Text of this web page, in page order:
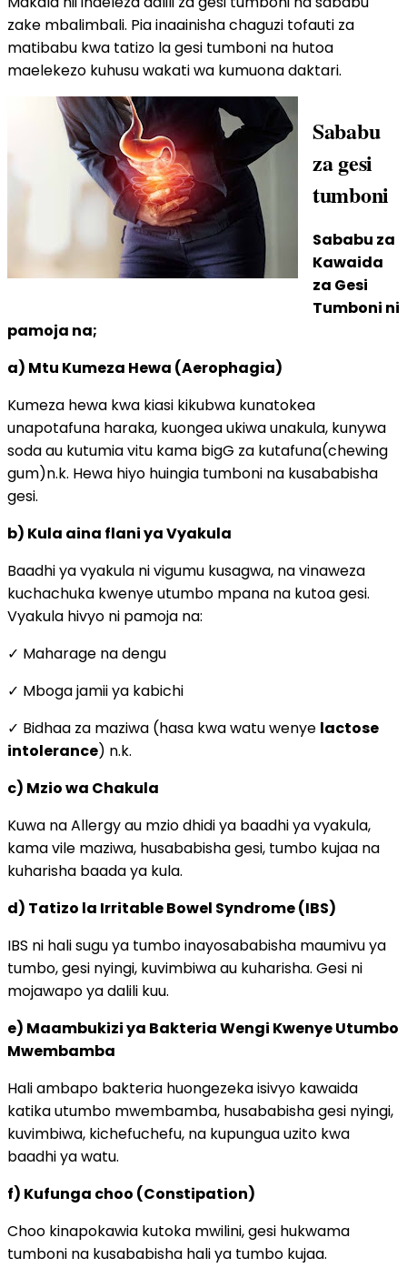
zake mbalimbali. Pia inaainisha chaguzi tofauti za
matibabu kwa tatizo la gesi tumboni na hutoa
maelekezo kuhusu wakati wa kumuona daktari.
Sababu
za gesi
tumboni
Sababu za
Kawaida
za Gesi
Tumboni ni
pamoja na;
a) Mtu Kumeza Hewa (Aerophagia)
Kumeza hewa kwa kiasi kikubwa kunatokea
unapotafuna haraka, kuongea ukiwa unakula, kunywa
soda au kutumia vitu kama bigG za kutafuna(chewing
gum)n.k. Hewa hiyo huingia tumboni na kusababisha
gesi.
b) Kula aina flani ya Vyakula
Baadhi ya vyakula ni vigumu kusagwa, na vinaweza
kuchachuka kwenye utumbo mpana na kutoa gesi.
Vyakula hivyo ni pamoja na:
✓ Maharage na dengu
✓ Mboga jamii ya kabichi
✓ Bidhaa za maziwa (hasa kwa watu wenye lactose
intolerance) n.k.
c) Mzio wa Chakula
Kuwa na Allergy au mzio dhidi ya baadhi ya vyakula,
kama vile maziwa, husababisha gesi, tumbo kujaa na
kuharisha baada ya kula.
d) Tatizo la Irritable Bowel Syndrome (IBS)
IBS ni hali sugu ya tumbo inayosababisha maumivu ya
tumbo, gesi nyingi, kuvimbiwa au kuharisha. Gesi ni
mojawapo ya dalili kuu.
e) Maambukizi ya Bakteria Wengi Kwenye Utumbo
Mwembamba
Hali ambapo bakteria huongezeka isivyo kawaida
katika utumbo mwembamba, husababisha gesi nyingi,
kuvimbiwa, kichefuchefu, na kupungua uzito kwa
baadhi ya watu.
f) Kufunga choo (Constipation)
Choo kinapokawia kutoka mwilini, gesi hukwama
tumboni na kusababisha hali ya tumbo kujaa.